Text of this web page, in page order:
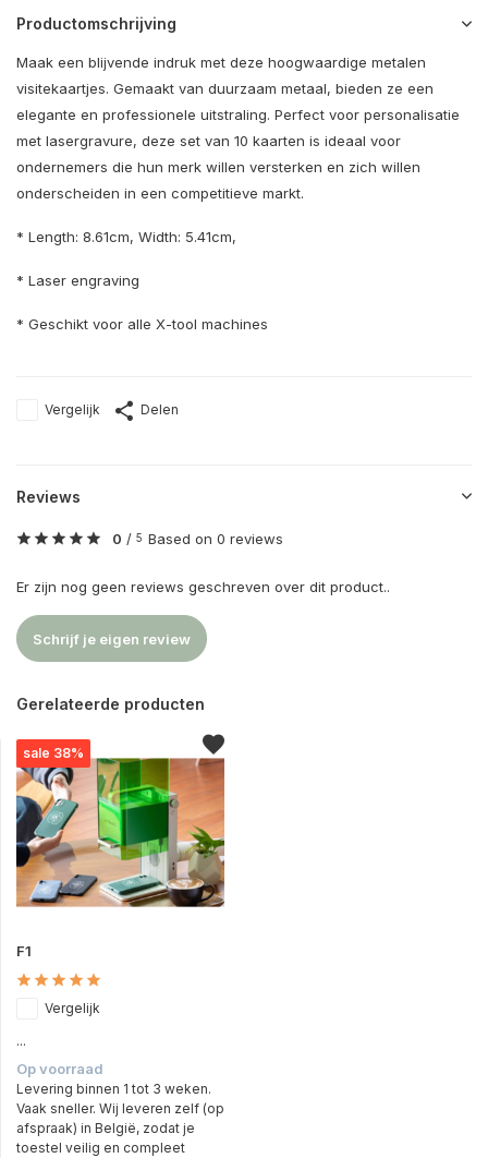
Productomschrijving
Maak een blijvende indruk met deze hoogwaardige metalen
visitekaartjes. Gemaakt van duurzaam metaal, bieden ze een
elegante en professionele uitstraling. Perfect voor personalisatie
met lasergravure, deze set van 10 kaarten is ideaal voor
ondernemers die hun merk willen versterken en zich willen
onderscheiden in een competitieve markt.
* Length: 8.61cm, Width: 5.41cm,
* Laser engraving
* Geschikt voor alle X-tool machines
Vergelijk Delen
Reviews
0 / 5 Based on 0 reviews
Er zijn nog geen reviews geschreven over dit product..
Schrijf je eigen review
Gerelateerde producten
sale 38%
F1
Vergelijk
...
Op voorraad
Levering binnen 1 tot 3 weken.
Vaak sneller. Wij leveren zelf (op
afspraak) in België, zodat je
toestel veilig en compleet